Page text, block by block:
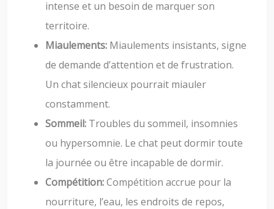
intense et un besoin de marquer son
territoire.
Miaulements: Miaulements insistants, signe
de demande d’attention et de frustration.
Un chat silencieux pourrait miauler
constamment.
Sommeil: Troubles du sommeil, insomnies
ou hypersomnie. Le chat peut dormir toute
la journée ou être incapable de dormir.
Compétition:Compétition accrue pour la
nourriture, l’eau, les endroits de repos,